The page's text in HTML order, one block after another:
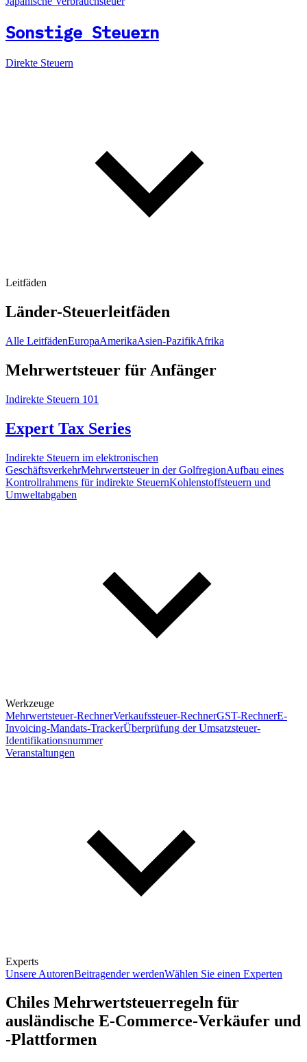
Sonstige Steuern
Direkte Steuern
Leitfäden
Länder-Steuerleitfäden
Alle LeitfädenEuropaAmerikaAsien-PazifikAfrika
Mehrwertsteuer für Anfänger
Indirekte Steuern 101
Expert Tax Series
Indirekte Steuern im elektronischen
GeschäftsverkehrMehrwertsteuer in der GolfregionAufbau eines
Kontrollrahmens für indirekte SteuernKohlenstoffsteuern und
Umweltabgaben
Werkzeuge
Mehrwertsteuer-RechnerVerkaufssteuer-RechnerGST-RechnerE-
Invoicing-Mandats-TrackerÜberprüfung der Umsatzsteuer-
Identifikationsnummer
Veranstaltungen
Experts
Unsere AutorenBeitragender werdenWählen Sie einen Experten
Chiles Mehrwertsteuerregeln für
ausländische E-Commerce-Verkäufer und
-Plattformen